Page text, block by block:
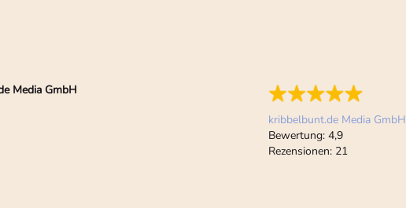
Media GmbH
kribbelbunt.de Media GmbH
Bewertung: 4,9
Rezensionen: 21